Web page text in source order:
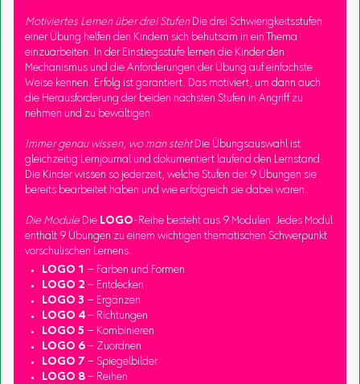
Motiviertes Lernen über drei StufenDie drei Schwierigkeitsstufen
einer Übung helfen den Kindern sich behutsam in ein Thema
einzuarbeiten. In der Einstiegsstufe lernen die Kinder den
Mechanismus und die Anforderungen der Übung auf einfachste
Weise kennen. Erfolg ist garantiert. Das motiviert, um dann auch
die Herausforderung der beiden nächsten Stufen in Angriff zu
nehmen und zu bewältigen.
Immer genau wissen, wo man stehtDie Übungsauswahl ist
gleichzeitig Lernjournal und dokumentiert laufend den Lernstand.
Die Kinder wissen so jederzeit, welche Stufen der 9 Übungen sie
bereits bearbeitet haben und wie erfolgreich sie dabei waren.
Die Module Die LOGO-Reihe besteht aus 9 Modulen. Jedes Modul
enthält 9 Übungen zu einem wichtigen thematischen Schwerpunkt
vorschulischen Lernens.
LOGO 1 – Farben und Formen
LOGO 2 – Entdecken
LOGO 3 – Ergänzen
LOGO 4– Richtungen
LOGO 5 – Kombinieren
LOGO 6– Zuordnen
LOGO 7 – Spiegelbilder
LOGO 8– Reihen